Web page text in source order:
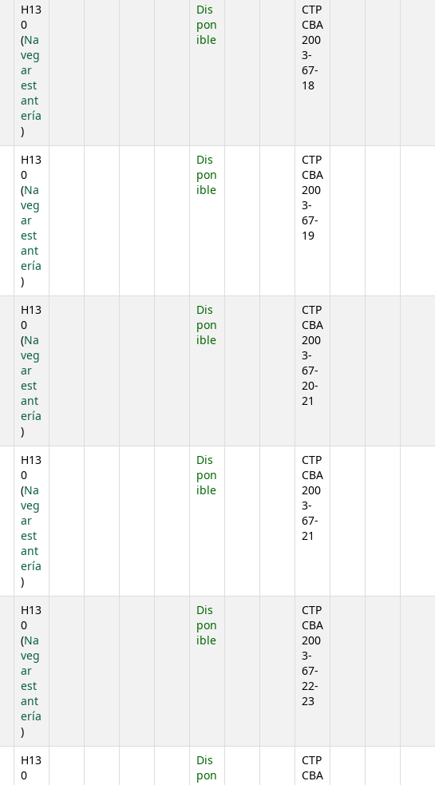
H13
0
(Na
veg
ar
est
ant
ería
(Abre debajo)
)
Dis
pon
ible
CTP
CBA
200
3-
67-
18
H13
0
(Na
veg
ar
est
ant
ería
(Abre debajo)
)
Dis
pon
ible
CTP
CBA
200
3-
67-
19
H13
0
(Na
veg
ar
est
ant
ería
(Abre debajo)
)
Dis
pon
ible
CTP
CBA
200
3-
67-
20-
21
H13
0
(Na
veg
ar
est
ant
ería
(Abre debajo)
)
Dis
pon
ible
CTP
CBA
200
3-
67-
21
H13
0
(Na
veg
ar
est
ant
ería
(Abre debajo)
)
Dis
pon
ible
CTP
CBA
200
3-
67-
22-
23
H13
0
Dis
pon
CTP
CBA